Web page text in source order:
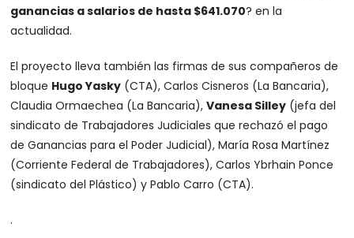
ganancias a salarios de hasta $641.070? en la
actualidad.
El proyecto lleva también las firmas de sus compañeros de
bloque Hugo Yasky (CTA), Carlos Cisneros (La Bancaria),
Claudia Ormaechea (La Bancaria),Vanesa Silley (jefa del
sindicato de Trabajadores Judiciales que rechazó el pago
de Ganancias para el Poder Judicial), María Rosa Martínez
(Corriente Federal de Trabajadores), Carlos Ybrhain Ponce
(sindicato del Plástico) y Pablo Carro (CTA).
.